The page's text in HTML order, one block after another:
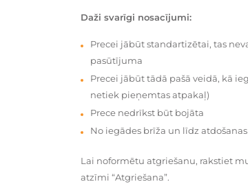
Daži svarīgi nosacījumi:
Precei jābūt standartizētai, tas
pasūtījuma
Precei jābūt tādā pašā veidā, kā
netiek pieņemtas atpakaļ)
Prece nedrīkst būt bojāta
No iegādes brīža un līdz
Lai noformētu atgriešanu, rakstiet
atzīmi “Atgriešana”.